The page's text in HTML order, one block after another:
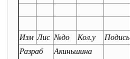
Изм Лис №до Кол.у Подись
Разраб
Акиньшина